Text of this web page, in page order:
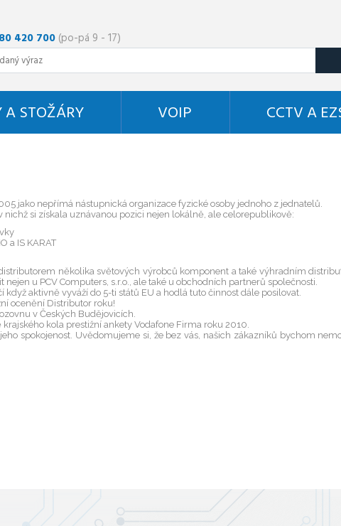
420 700 (po-pá 9 - 17)
A STOŽÁRY VOIP CCTV A
jako nepřímá nástupnická organizace fyzické osoby jednoho z jednatelů.
si získala uznávanou pozici nejen lokálně, ale celorepublikově:
a IS KARAT
několika světových výrobců komponent a také výhradním
u PCV Computers, s.r.o., ale také u obchodních partnerů společnosti.
aktivně vyváží do 5-ti států EU a hodlá tuto činnost dále posilovat.
ocenění Distributor roku!
v Českých Budějovicích.
kola prestižní ankety Vodafone Firma roku 2010.
spokojenost. Uvědomujeme si, že bez vás, našich zákazníků bychom